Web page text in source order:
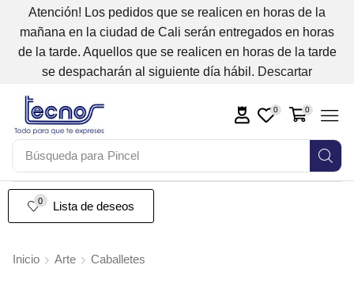
Atención! Los pedidos que se realicen en horas de la
mañana en la ciudad de Cali serán entregados en horas
de la tarde. Aquellos que se realicen en horas de la tarde
se despacharán al siguiente día hábil. Descartar
Búsqueda para Pincel
0 0
0 Lista de deseos
Inicio Arte Caballetes